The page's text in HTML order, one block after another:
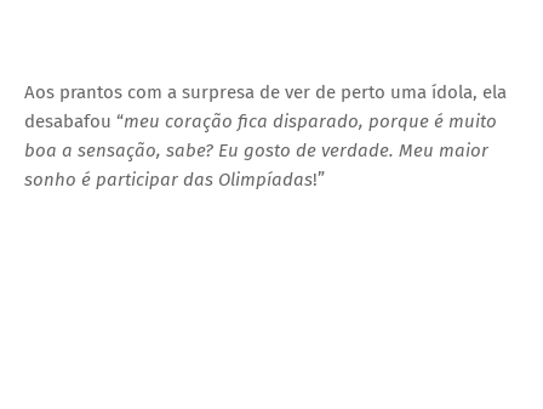
Aos prantos com a surpresa de ver de perto uma ídola, ela
desabafou “meu coração fica disparado, porque é muito
boa a sensação, sabe? Eu gosto de verdade. Meu maior
sonho é participar das Olimpíadas!”